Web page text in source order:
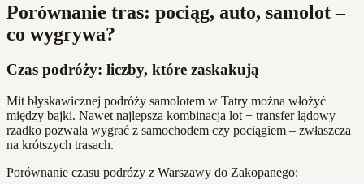
Porównanie tras: pociąg, auto, samolot –
co wygrywa?
Czas podróży: liczby, które zaskakują
Mit błyskawicznej podróży samolotem w Tatry można włożyć
między bajki. Nawet najlepsza kombinacja lot + transfer lądowy
rzadko pozwala wygrać z samochodem czy pociągiem – zwłaszcza
na krótszych trasach.
Porównanie czasu podróży z Warszawy do Zakopanego: